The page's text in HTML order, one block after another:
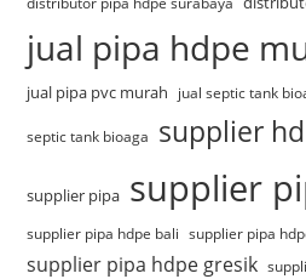
jual pipa hdpe
jual pipa pvc murah jual septic tank
septic tank bioaga supplier
supplier pipa supplier
supplier pipa hdpe bali supplier pipa
supplier pipa hdpe gresik